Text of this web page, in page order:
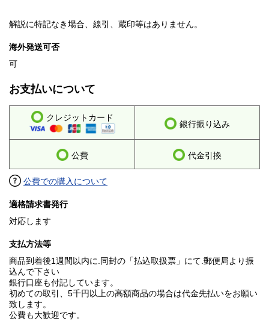
解説に特記なき場合、線引、蔵印等はありません。
海外発送可否
可
お支払いについて
クレジットカード
銀行振り込み
公費 代金引換
公費での購入について
適格請求書発行
対応します
支払方法等
商品到着後1週間以内に.同封の「払込取扱票」にて.郵便局より振
込んで下さい
銀行口座も付記しています。
初めての取引、5千円以上の高額商品の場合は代金先払いをお願い
致します。
公費も大歓迎です。